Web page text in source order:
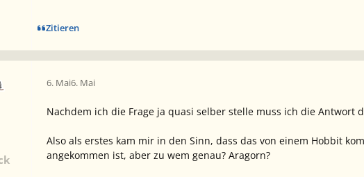
Zitieren
6. Mai6. Mai
Nachdem ich die Frage ja quasi selber stelle muss ich die Antwort
Also als erstes kam mir in den Sinn, dass das von einem Hobbit
angekommen ist, aber zu wem genau? Aragorn?